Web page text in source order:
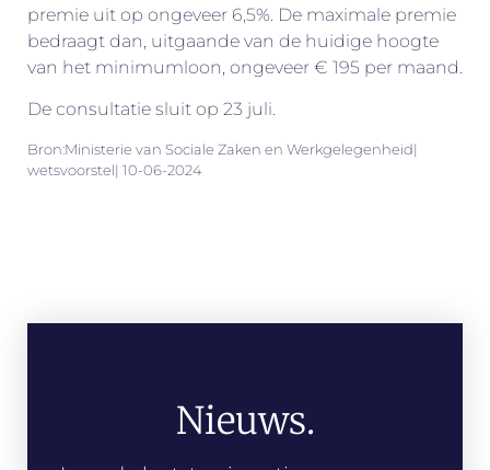
premie uit op ongeveer 6,5%. De maximale premie
bedraagt dan, uitgaande van de huidige hoogte
van het minimumloon, ongeveer € 195 per maand.
De consultatie sluit op 23 juli.
Bron:Ministerie van Sociale Zaken en Werkgelegenheid|
wetsvoorstel| 10-06-2024
Nieuws.